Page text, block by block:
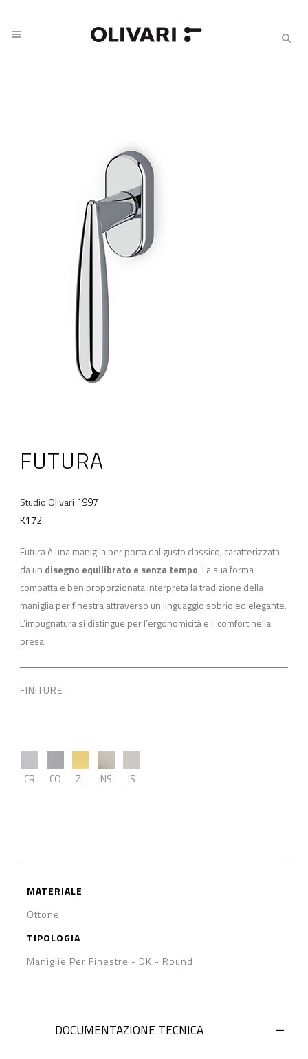
FUTURA
Studio Olivari 1997
K172
Futura è una maniglia per porta dal gusto classico, caratterizzata
da un disegno equilibrato e senza tempo. La sua forma
compatta e ben proporzionata interpreta la tradizione della
maniglia per finestra attraverso un linguaggio sobrio ed elegante.
L’impugnatura si distingue per l’ergonomicità e il comfort nella
presa.
FINITURE
CR CO ZL NS IS
MATERIALE
Ottone
TIPOLOGIA
Maniglie Per Finestre - DK - Round
DOCUMENTAZIONE TECNICA